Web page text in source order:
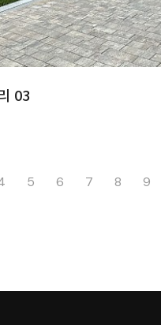
03
5 6 7 8 9